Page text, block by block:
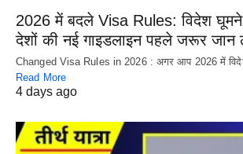
2026 में बदले Visa Rules: विदेश
देशों की नई गाइडलाइन पहले जरूर जान
Changed Visa Rules in 2026 : अगर आप 2026 में
Read More
4 days ago